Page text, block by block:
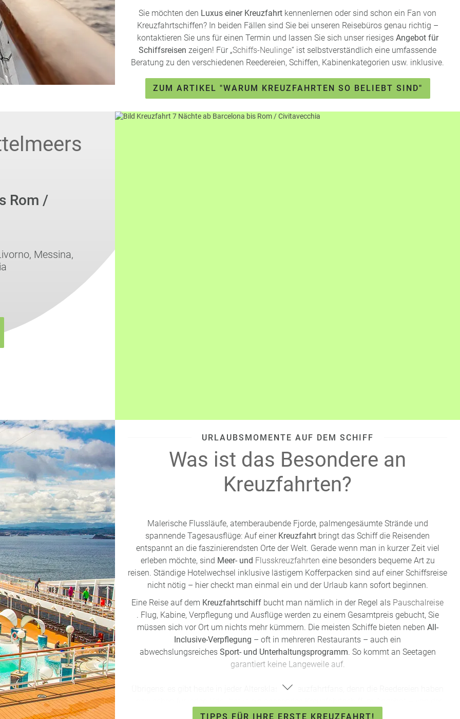
Sie möchten den Luxus einer Kreuzfahrt kennenlernen oder sind schon ein Fan von
Kreuzfahrtschiffen? In beiden Fällen sind Sie bei unseren Reisebüros genau richtig –
kontaktieren Sie uns für einen Termin und lassen Sie sich unser riesiges Angebot für
Schiffsreisen zeigen! Für „Schiffs-Neulinge“ ist selbstverständlich eine umfassende
Beratung zu den verschiedenen Reedereien, Schiffen, Kabinenkategorien usw. inklusive.
ZUM ARTIKEL "WARUM KREUZFAHRTEN SO BELIEBT SIND"
Rom /
Messina,
URLAUBSMOMENTE AUF DEM SCHIFF
Was ist das Besondere an
Kreuzfahrten?
Malerische Flussläufe, atemberaubende Fjorde, palmengesäumte Strände und
spannende Tagesausflüge: Auf einer Kreuzfahrt bringt das Schiff die Reisenden
entspannt an die faszinierendsten Orte der Welt. Gerade wenn man in kurzer Zeit viel
erleben möchte, sind Meer- und Flusskreuzfahrten eine besonders bequeme Art zu
reisen. Ständige Hotelwechsel inklusive lästigem Kofferpacken sind auf einer Schiffsreise
nicht nötig – hier checkt man einmal ein und der Urlaub kann sofort beginnen.
Eine Reise auf dem Kreuzfahrtschiff bucht man nämlich in der Regel als Pauschalreise
. Flug, Kabine, Verpflegung und Ausflüge werden zu einem Gesamtpreis gebucht, Sie
müssen sich vor Ort um nichts mehr kümmern. Die meisten Schiffe bieten neben All-
Inclusive-Verpflegung – oft in mehreren Restaurants – auch ein
abwechslungsreiches Sport- und Unterhaltungsprogramm. So kommt an Seetagen
garantiert keine Langeweile auf.
Übrigens: es gibt heute in jeder Altersklasse Kreuzfahrtfans, denn die Reedereien haben
Full Metal Cruise für Heavy-Metal-Fans bis zuFamilienkreuzfahrten
TIPPS FÜR IHRE ERSTE KREUZFAHRT!